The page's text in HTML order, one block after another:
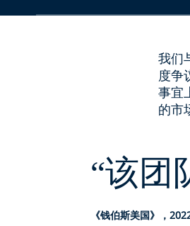
我们
度争
事宜
的市
“该团
《钱伯斯美国》，